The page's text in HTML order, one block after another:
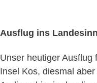
Ausflug ins
Unser heutiger Ausflug
Insel Kos, diesmal